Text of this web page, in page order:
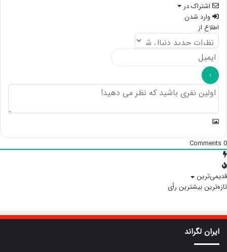
اشتراک در
وارد شدن
اطلاع از
0
قدیمی‌ترین
تازه‌ترینبیشترین رأی
ایران لگراند